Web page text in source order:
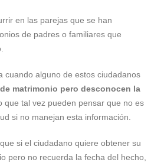
en las parejas que se han
de padres o familiares que
cuando alguno de estos ciudadanos
matrimonio pero desconocen la
que tal vez pueden pensar que no es
si no manejan esta información.
si el ciudadano quiere obtener su
pero no recuerda la fecha del hecho,